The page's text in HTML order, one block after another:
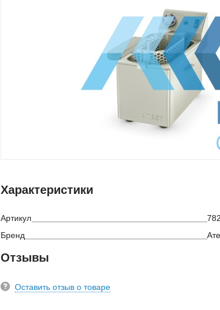
Характеристики
Артикул
Бренд
Отзывы
Оставить отзыв о товаре